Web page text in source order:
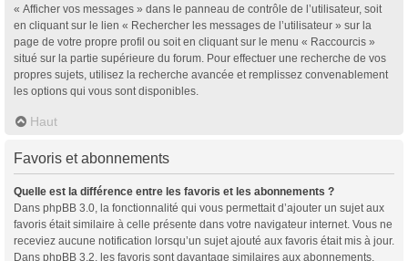
« Afficher vos messages » dans le panneau de contrôle de l’utilisateur, soit
en cliquant sur le lien « Rechercher les messages de l’utilisateur » sur la
page de votre propre profil ou soit en cliquant sur le menu « Raccourcis »
situé sur la partie supérieure du forum. Pour effectuer une recherche de vos
propres sujets, utilisez la recherche avancée et remplissez convenablement
les options qui vous sont disponibles.
Haut
Favoris et abonnements
Quelle est la différence entre les favoris et les abonnements ?
Dans phpBB 3.0, la fonctionnalité qui vous permettait d’ajouter un sujet aux
favoris était similaire à celle présente dans votre navigateur internet. Vous ne
receviez aucune notification lorsqu’un sujet ajouté aux favoris était mis à jour.
Dans phpBB 3.2, les favoris sont davantage similaires aux abonnements.